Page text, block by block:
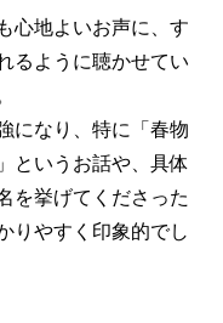
心地よいお声に、す
るように聴かせてい
になり、特に「春物
というお話や、具体
を挙げてくださった
りやすく印象的でし